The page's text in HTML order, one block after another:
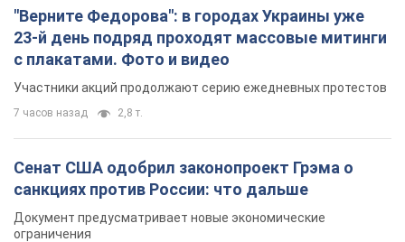
"Верните Федорова": в городах Украины уже
23-й день подряд проходят массовые митинги
с плакатами. Фото и видео
Участники акций продолжают серию ежедневных протестов
7 часов назад 2,8 т.
Сенат США одобрил законопроект Грэма о
санкциях против России: что дальше
Документ предусматривает новые экономические
ограничения